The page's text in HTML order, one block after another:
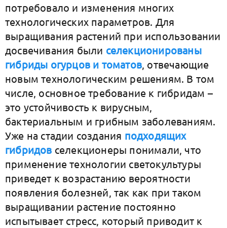
потребовало и изменения многих
технологических параметров. Для
выращивания растений при использовании
досвечивания были селекционированы
гибриды огурцов и томатов, отвечающие
новым технологическим решениям. В том
числе, основное требование к гибридам –
это устойчивость к вирусным,
бактериальным и грибным заболеваниям.
Уже на стадии создания подходящих
гибридов селекционеры понимали, что
применение технологии светокультуры
приведет к возрастанию вероятности
появления болезней, так как при таком
выращивании растение постоянно
испытывает стресс, который приводит к